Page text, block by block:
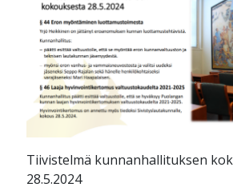
Tiivistelmä kunnanhallituksen
28.5.2024